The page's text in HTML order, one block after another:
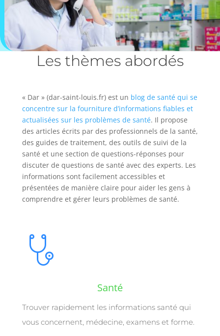
Les thèmes abordés
« Dar » (dar-saint-louis.fr) est un blog de santé qui se
concentre sur la fourniture d’informations fiables et
actualisées sur les problèmes de santé. Il propose
des articles écrits par des professionnels de la santé,
des guides de traitement, des outils de suivi de la
santé et une section de questions-réponses pour
discuter de questions de santé avec des experts. Les
informations sont facilement accessibles et
présentées de manière claire pour aider les gens à
comprendre et gérer leurs problèmes de santé.
Santé
Trouver rapidement les informations santé qui
vous concernent, médecine, examens et forme.